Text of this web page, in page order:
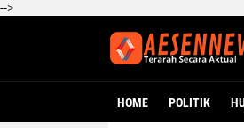
-->
HOME POLITIK